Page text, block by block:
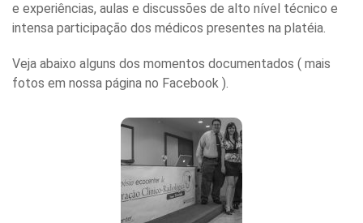
e experiências, aulas e discussões de alto nível técnico e
intensa participação dos médicos presentes na platéia.
Veja abaixo alguns dos momentos documentados ( mais
fotos em nossa página no Facebook ).